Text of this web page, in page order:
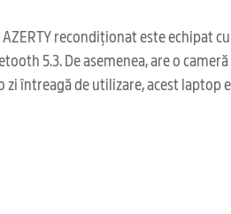
AZERTY recondiționat este
5.3. De asemenea, are o
întreagă de utilizare, acest